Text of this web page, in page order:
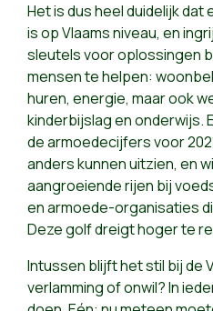
Het is dus heel duidelijk
is op Vlaams niveau, en
sleutels voor oplossingen
mensen te helpen:
huren, energie, maar ook
kinderbijslag en onderwijs.
de armoedecijfers voor
anders kunnen uitzien, en
aangroeiende rijen bij
en armoede-organisaties
Deze golf dreigt hoger te
Intussen blijft het stil bij de
verlamming of onwil? In